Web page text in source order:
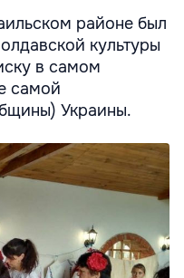
районе был
культуры
в самом
самой
Украины.